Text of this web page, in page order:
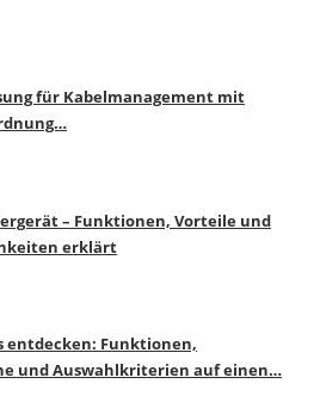
für Kabelmanagement mit
– Funktionen, Vorteile und
erklärt
entdecken: Funktionen,
und Auswahlkriterien auf einen…